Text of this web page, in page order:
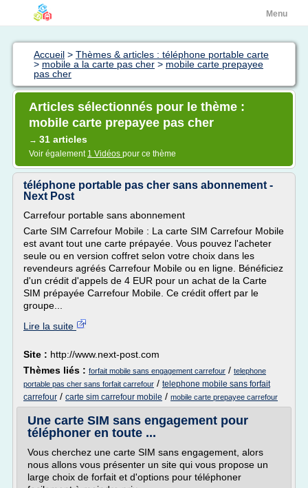
Menu
Accueil > Thèmes & articles : téléphone portable carte
> mobile a la carte pas cher > mobile carte prepayee
pas cher
Articles sélectionnés pour le thème :
mobile carte prepayee pas cher
→ 31 articles
Voir également 1 Vidéos pour ce thème
téléphone portable pas cher sans abonnement -
Next Post
Carrefour portable sans abonnement
Carte SIM Carrefour Mobile : La carte SIM Carrefour Mobile
est avant tout une carte prépayée. Vous pouvez l'acheter
seule ou en version coffret selon votre choix dans les
revendeurs agréés Carrefour Mobile ou en ligne. Bénéficiez
d'un crédit d'appels de 4 EUR pour un achat de la Carte
SIM prépayée Carrefour Mobile. Ce crédit offert par le
groupe...
Lire la suite
Site : http://www.next-post.com
Thèmes liés : forfait mobile sans engagement carrefour / telephone
portable pas cher sans forfait carrefour / telephone mobile sans forfait
carrefour / carte sim carrefour mobile / mobile carte prepayee carrefour
Une carte SIM sans engagement pour
téléphoner en toute ...
Vous cherchez une carte SIM sans engagement, alors
nous allons vous présenter un site qui vous propose un
large choix de forfait et d'options pour téléphoner